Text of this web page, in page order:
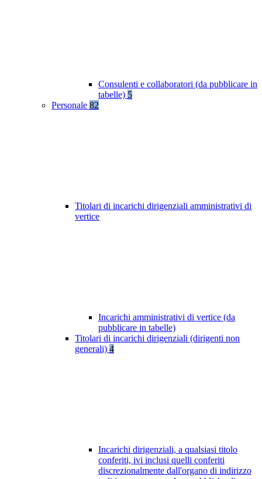
Consulenti e collaboratori (da pubblicare in
tabelle) 5
Personale 82
Titolari di incarichi dirigenziali amministrativi di
vertice
Incarichi amministrativi di vertice (da
pubblicare in tabelle)
Titolari di incarichi dirigenziali (dirigenti non
generali) 4
Incarichi dirigenziali, a qualsiasi titolo
conferiti, ivi inclusi quelli conferiti
discrezionalmente dall'organo di indirizzo